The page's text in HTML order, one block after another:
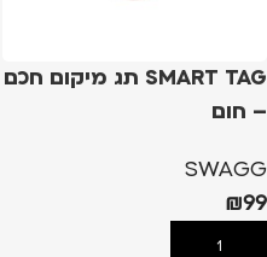
SMART TAG תג מיקום חכם
– חום
SWAGG
₪99
הוספה לסל